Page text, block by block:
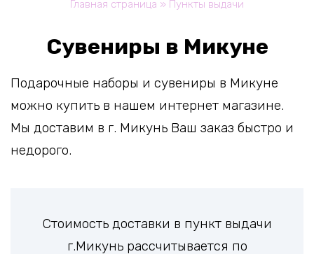
Главная страница » Пункты выдачи
Сувениры в Микуне
Подарочные наборы и сувениры в Микуне
можно купить в нашем интернет магазине.
Мы доставим в г. Микунь Ваш заказ быстро и
недорого.
Стоимость доставки в пункт выдачи
г.Микунь рассчитывается по